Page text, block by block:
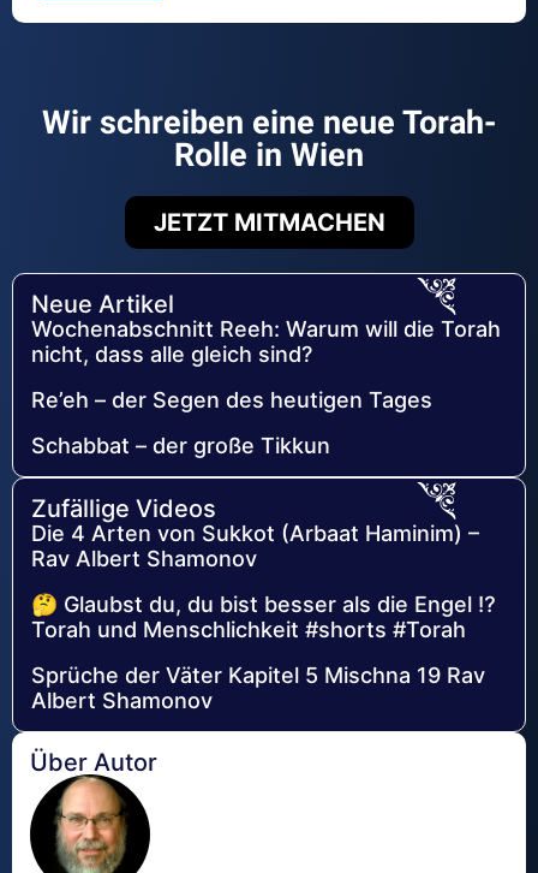
Wir schreiben eine neue Torah-
Rolle in Wien
JETZT MITMACHEN
Neue Artikel
Wochenabschnitt Reeh: Warum will die Torah
nicht, dass alle gleich sind?
Re’eh – der Segen des heutigen Tages
Schabbat – der große Tikkun
Zufällige Videos
Die 4 Arten von Sukkot (Arbaat Haminim) –
Rav Albert Shamonov
🤔 Glaubst du, du bist besser als die Engel ⁉️
Torah und Menschlichkeit #shorts #Torah
Sprüche der Väter Kapitel 5 Mischna 19 Rav
Albert Shamonov
Über Autor